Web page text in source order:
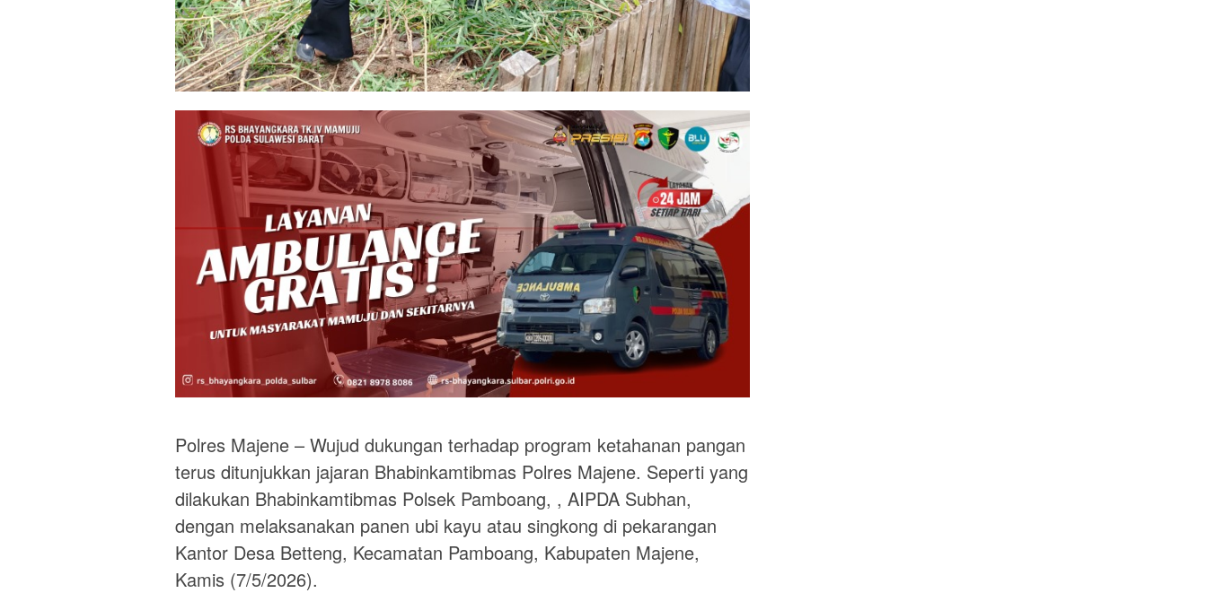
Polres Majene – Wujud dukungan terhadap program ketahanan pangan
terus ditunjukkan jajaran Bhabinkamtibmas Polres Majene. Seperti yang
dilakukan Bhabinkamtibmas Polsek Pamboang, , AIPDA Subhan,
dengan melaksanakan panen ubi kayu atau singkong di pekarangan
Kantor Desa Betteng, Kecamatan Pamboang, Kabupaten Majene,
Kamis (7/5/2026).